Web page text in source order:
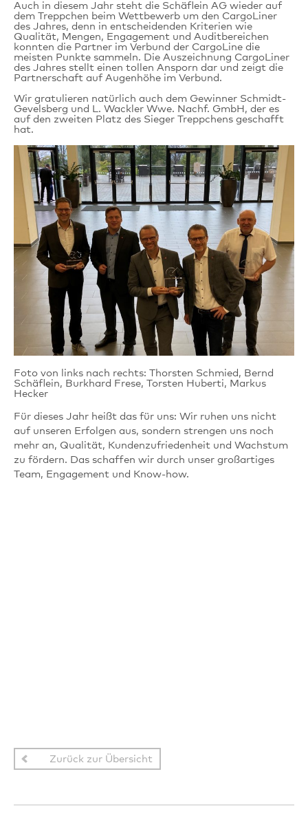
Auch in diesem Jahr steht die Schäflein AG wieder auf
dem Treppchen beim Wettbewerb um den CargoLiner
des Jahres, denn in entscheidenden Kriterien wie
Qualität, Mengen, Engagement und Auditbereichen
konnten die Partner im Verbund der CargoLine die
meisten Punkte sammeln. Die Auszeichnung CargoLiner
des Jahres stellt einen tollen Ansporn dar und zeigt die
Partnerschaft auf Augenhöhe im Verbund.
Wir gratulieren natürlich auch dem Gewinner Schmidt-
Gevelsberg und L. Wackler Wwe. Nachf. GmbH, der es
auf den zweiten Platz des Sieger Treppchens geschafft
hat.
Foto von links nach rechts: Thorsten Schmied, Bernd
Schäflein, Burkhard Frese, Torsten Huberti, Markus
Hecker
Für dieses Jahr heißt das für uns: Wir ruhen uns nicht
auf unseren Erfolgen aus, sondern strengen uns noch
mehr an, Qualität, Kundenzufriedenheit und Wachstum
zu fördern. Das schaffen wir durch unser großartiges
Team, Engagement und Know-how.
Zurück zur Übersicht